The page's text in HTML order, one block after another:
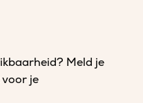
Meld je
voor je